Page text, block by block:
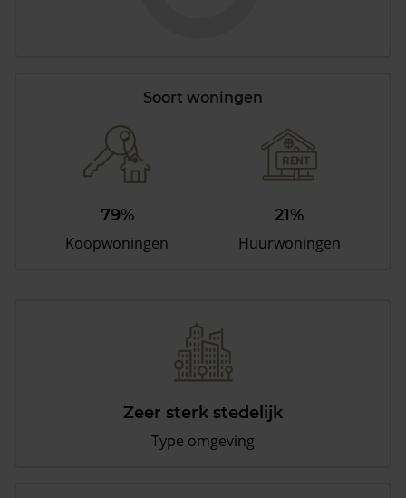
Soort woningen
79%
Koopwoningen
21%
Huurwoningen
Zeer sterk stedelijk
Type omgeving